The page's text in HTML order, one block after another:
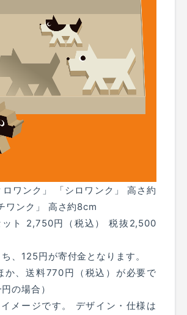
ロワンク」 「シロワンク」 高さ約
ワンク」 高さ約8cm
ト 2,750円（税込） 税抜2,500
、125円が寄付金となります。
か、送料770円（税込）が必要で
の場合）
メージです。 デザイン・仕様は